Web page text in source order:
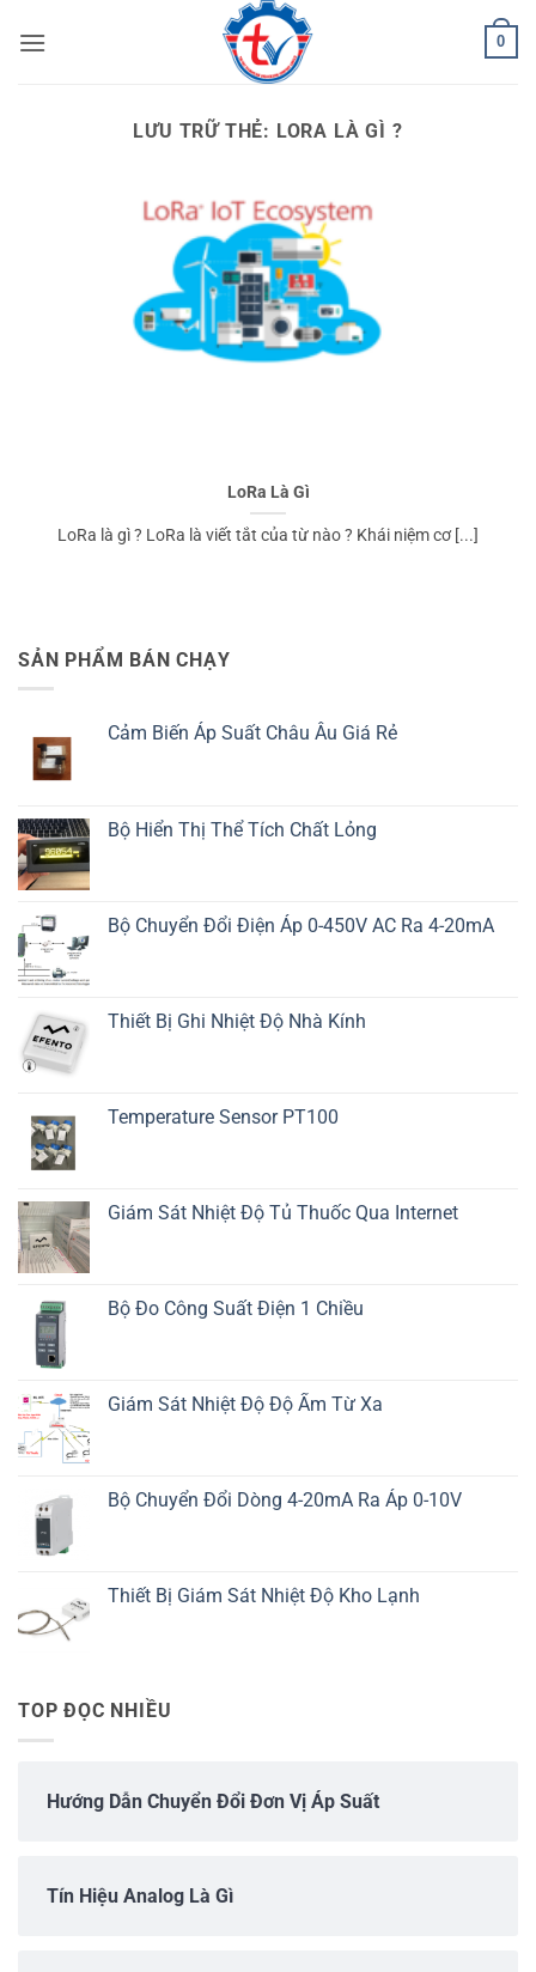
qua
0
LƯU TRỮ THẺ: LORA LÀ GÌ ?
LoRa Là Gì
LoRa là gì ? LoRa là viết tắt của từ nào ? Khái niệm cơ [...]
SẢN PHẨM BÁN CHẠY
Cảm Biến Áp Suất Châu Âu Giá Rẻ
Bộ Hiển Thị Thể Tích Chất Lỏng
Bộ Chuyển Đổi Điện Áp 0-450V AC Ra 4-20mA
Thiết Bị Ghi Nhiệt Độ Nhà Kính
Temperature Sensor PT100
Giám Sát Nhiệt Độ Tủ Thuốc Qua Internet
Bộ Đo Công Suất Điện 1 Chiều
Giám Sát Nhiệt Độ Độ Ẩm Từ Xa
Bộ Chuyển Đổi Dòng 4-20mA Ra Áp 0-10V
Thiết Bị Giám Sát Nhiệt Độ Kho Lạnh
TOP ĐỌC NHIỀU
Hướng Dẫn Chuyển Đổi Đơn Vị Áp Suất
Tín Hiệu Analog Là Gì